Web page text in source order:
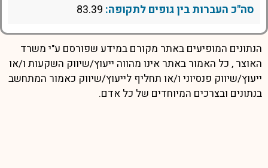
סה"כ העברות בין גופים לתקופה:
הנתונים המופיעים באתר מקורם במידע שפורסם ע"י משרד
האוצר , כל האמור באתר אינו מהווה ייעוץ/שיווק השקעות ו/או
ייעוץ/שיווק פנסיוני ו/או תחליף לייעוץ/שיווק כאמור המתחשב
בנתונים ובצרכים המיוחדים של כל אדם.